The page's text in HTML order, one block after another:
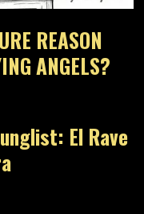
REASON
ANGELS?
08
El Rave